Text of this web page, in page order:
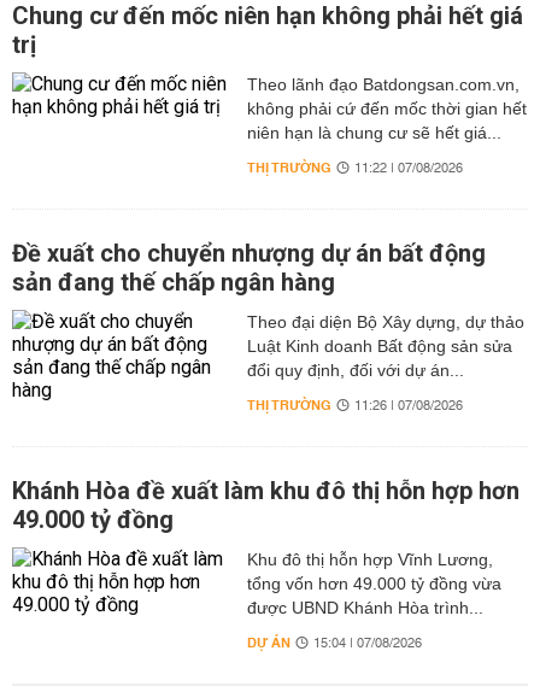
Chung cư đến mốc niên hạn không phải hết giá
trị
Theo lãnh đạo Batdongsan.com.vn,
không phải cứ đến mốc thời gian hết
niên hạn là chung cư sẽ hết giá...
THỊ TRƯỜNG 11:22 | 07/08/2026
Đề xuất cho chuyển nhượng dự án bất động
sản đang thế chấp ngân hàng
Theo đại diện Bộ Xây dựng, dự thảo
Luật Kinh doanh Bất động sản sửa
đổi quy định, đối với dự án...
THỊ TRƯỜNG 11:26 | 07/08/2026
Khánh Hòa đề xuất làm khu đô thị hỗn hợp hơn
49.000 tỷ đồng
Khu đô thị hỗn hợp Vĩnh Lương,
tổng vốn hơn 49.000 tỷ đồng vừa
được UBND Khánh Hòa trình...
DỰ ÁN 15:04 | 07/08/2026